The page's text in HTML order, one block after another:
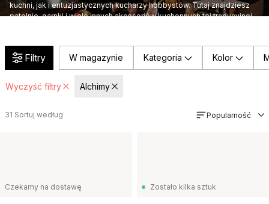
kuchni, jak i entuzjastycznych kucharzy hobbystów. Tutaj znajdziesz
patelnie, garnki i wiele innych akcesoriów kuchennych tej tradycyjnej
Filtry W magazynie Kategoria Kolor
Wyczyść filtry Alchimy
31 Sortuj według Popularność
Czekamy na dostawę Zostało kilka sztuk